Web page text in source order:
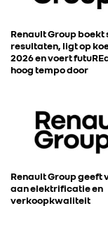
Renault Group boekt
resultaten, ligt op
2026 en voert
hoog tempo door
Renault Group geeft
aan elektrificatie en
verkoopkwaliteit